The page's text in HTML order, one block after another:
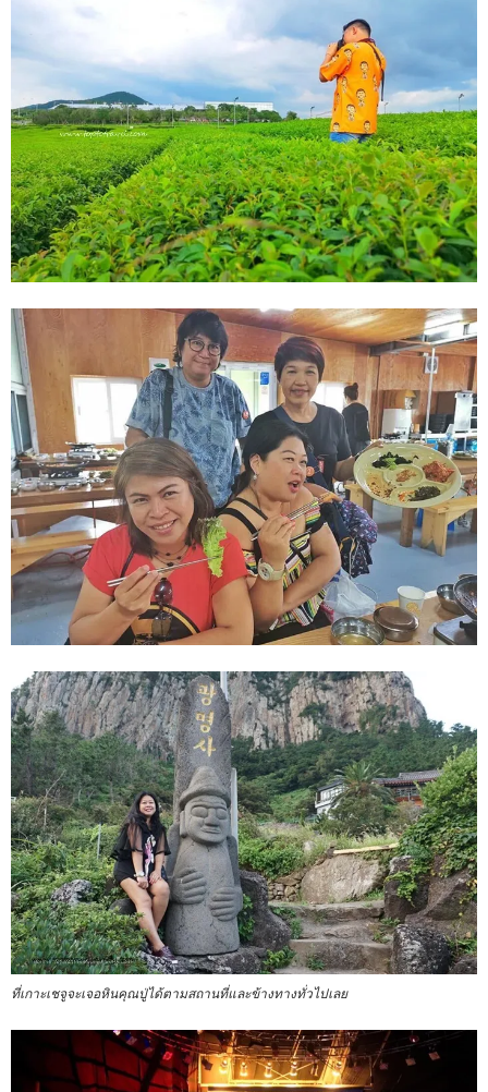
ที่เกาะเชจูจะเจอหินคุณปู่ได้ตามสถานที่และข้างทางทั่วไปเลย